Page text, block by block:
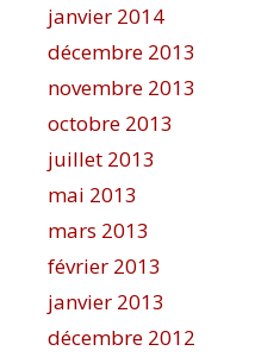
janvier 2014
décembre 2013
novembre 2013
octobre 2013
juillet 2013
mai 2013
mars 2013
février 2013
janvier 2013
décembre 2012